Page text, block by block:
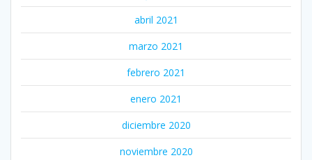
abril 2021
marzo 2021
febrero 2021
enero 2021
diciembre 2020
noviembre 2020